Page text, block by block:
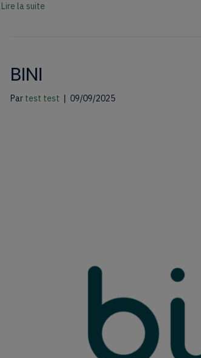
Lire la suite
BINI
Par test test | 09/09/2025